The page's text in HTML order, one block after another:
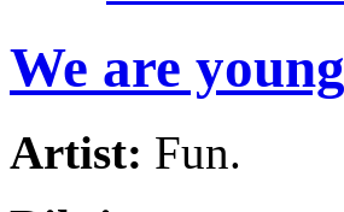
We are young
Artist: Fun.